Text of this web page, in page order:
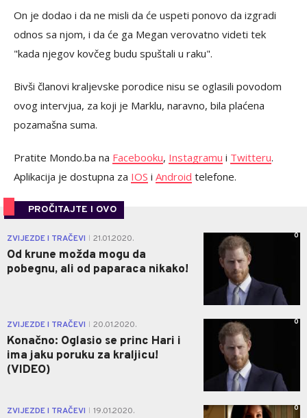
On je dodao i da ne misli da će uspeti ponovo da izgradi
odnos sa njom, i da će ga Megan verovatno videti tek
"kada njegov kovčeg budu spuštali u raku".
Bivši članovi kraljevske porodice nisu se oglasili povodom
ovog intervjua, za koji je Marklu, naravno, bila plaćena
pozamašna suma.
Pratite Mondo.ba na Facebooku, Instagramu i Twitteru.
Aplikacija je dostupna za IOS i Android telefone.
PROČITAJTE I OVO
ZVIJEZDE I TRAČEVI 21.01.2020.
Od krune možda mogu da
pobegnu, ali od paparaca nikako!
0
ZVIJEZDE I TRAČEVI 20.01.2020.
Konačno: Oglasio se princ Hari i
ima jaku poruku za kraljicu!
(VIDEO)
0
ZVIJEZDE I TRAČEVI 19.01.2020. 0